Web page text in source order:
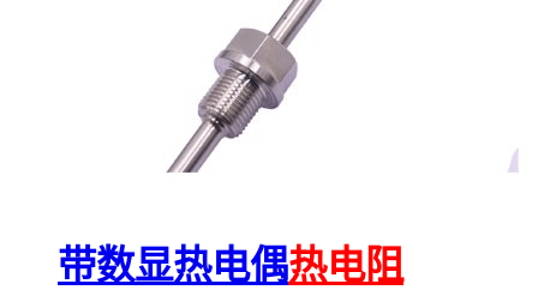
带数显热电偶热电阻